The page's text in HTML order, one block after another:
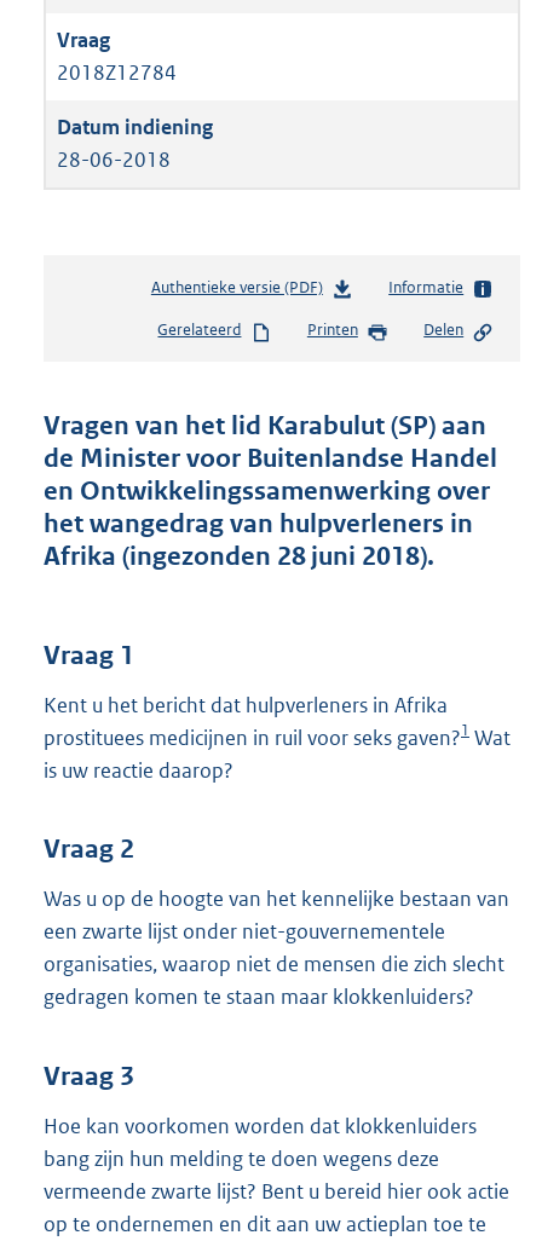
2018Z12784
28-06-2018
Authentieke versie (PDF)b
s
n
d
s
g
r
o
o
5
K
Informatie
Gerelateerd Printen Delen
Vragen van het lid Karabulut (SP) aan
de Minister voor Buitenlandse Handel
en Ontwikkelingssamenwerking over
het wangedrag van hulpverleners in
Afrika (ingezonden 28 juni 2018).
Vraag 1
Kent u het bericht dat hulpverleners in Afrika
prostituees medicijnen in ruil voor seks gaven?1 Wat
is uw reactie daarop?
Vraag 2
Was u op de hoogte van het kennelijke bestaan van
een zwarte lijst onder niet-gouvernementele
organisaties, waarop niet de mensen die zich slecht
gedragen komen te staan maar klokkenluiders?
Vraag 3
Hoe kan voorkomen worden dat klokkenluiders
bang zijn hun melding te doen wegens deze
vermeende zwarte lijst? Bent u bereid hier ook actie
op te ondernemen en dit aan uw actieplan toe te